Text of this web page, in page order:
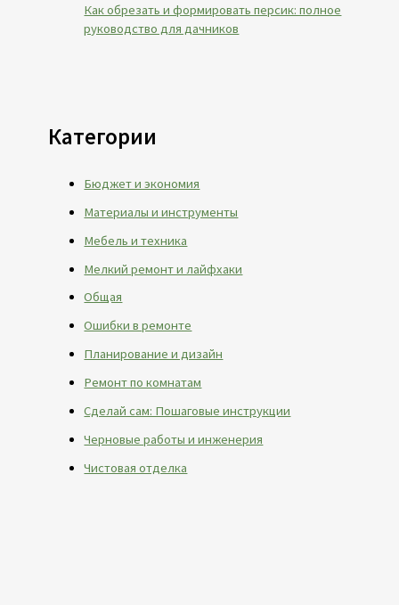
Как обрезать и формировать персик: полное
руководство для дачников
Категории
Бюджет и экономия
Материалы и инструменты
Мебель и техника
Мелкий ремонт и лайфхаки
Общая
Ошибки в ремонте
Планирование и дизайн
Ремонт по комнатам
Сделай сам: Пошаговые инструкции
Черновые работы и инженерия
Чистовая отделка